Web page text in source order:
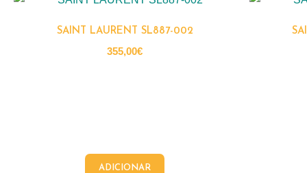
SAINT LAURENT SL887-002
355,00€
ADICIONAR